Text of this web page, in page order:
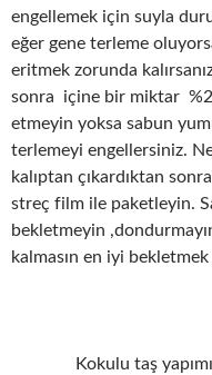
engellemek için suyla
eğer gene terleme
eritmek zorunda
sonra içine bir miktar %2
etmeyin yoksa sabun
terlemeyi engellersiniz.
kalıptan çıkardıktan
streç film ile paketleyin.
bekletmeyin
kalmasın en iyi
Kokulu taş